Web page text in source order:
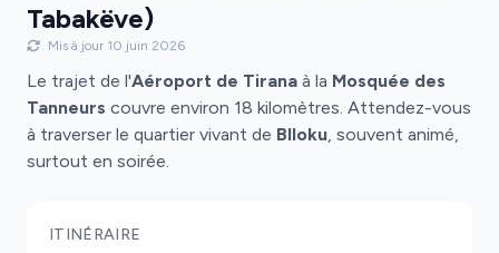
Tabakëve)
Mis à jour 10 juin 2026
Le trajet de l'Aéroport de Tirana à la Mosquée des
Tanneurs couvre environ 18 kilomètres. Attendez-vous
à traverser le quartier vivant de Blloku, souvent animé,
surtout en soirée.
ITINÉRAIRE